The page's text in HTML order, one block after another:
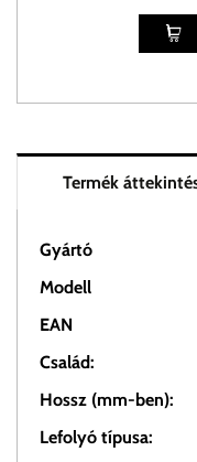
Termék
Gyártó
Modell
EAN
Család:
Hossz (mm-ben):
Lefolyó típusa: